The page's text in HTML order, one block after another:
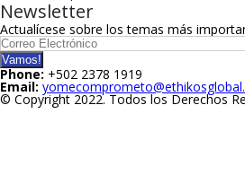
Newsletter
Actualícese sobre los temas más
Phone: +502 2378 1919
Email:
© Copyright 2022. Todos los Derechos